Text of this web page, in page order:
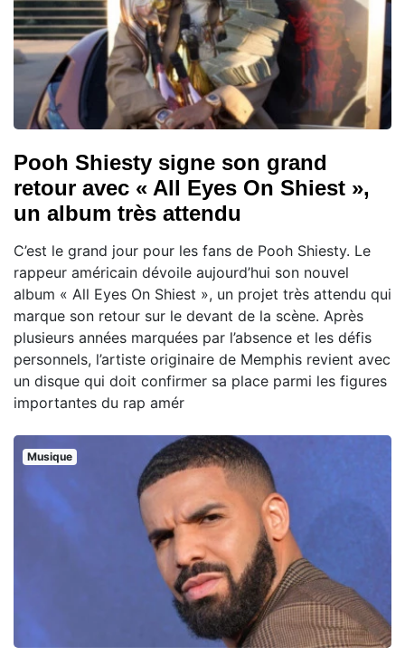
Pooh Shiesty signe son grand
retour avec « All Eyes On Shiest »,
un album très attendu
C’est le grand jour pour les fans de Pooh Shiesty. Le
rappeur américain dévoile aujourd’hui son nouvel
album « All Eyes On Shiest », un projet très attendu qui
marque son retour sur le devant de la scène. Après
plusieurs années marquées par l’absence et les défis
personnels, l’artiste originaire de Memphis revient avec
un disque qui doit confirmer sa place parmi les figures
importantes du rap amér
Musique